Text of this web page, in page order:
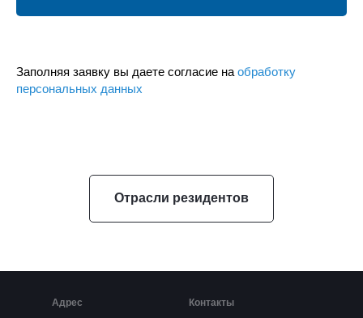
Заполняя заявку вы даете согласие на обработку
персональных данных
Отрасли резидентов
Адрес Контакты